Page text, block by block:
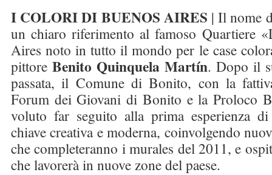
I COLORI DI BUENOS AIRES | Il nome
un chiaro riferimento al famoso Quartiere
Aires noto in tutto il mondo per le case
pittore Benito Quinquela Martín. Dopo il
passata, il Comune di Bonito, con la
Forum dei Giovani di Bonito e la Proloco
voluto far seguito alla prima esperienza
chiave creativa e moderna, coinvolgendo
che completeranno i murales del 2011, e
che lavorerà in nuove zone del paese.